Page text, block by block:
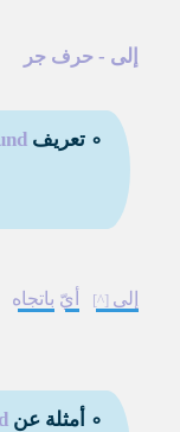
إلى - حرف جر
∘ تعريف
إلى أيّ باتجاه
∘ أمثلة عن